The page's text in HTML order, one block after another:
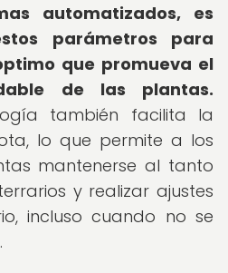
automatizados, es
parámetros para
que promueva el
de las plantas.
también facilita la
lo que permite a los
mantenerse al tanto
y realizar ajustes
incluso cuando no se